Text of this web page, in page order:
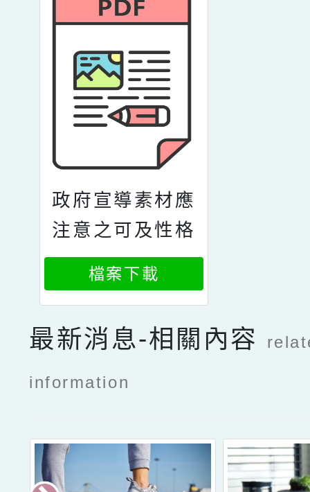
政府宣導素材應
注意之可及性格
式
檔案下載
最新消息-相關內容
information